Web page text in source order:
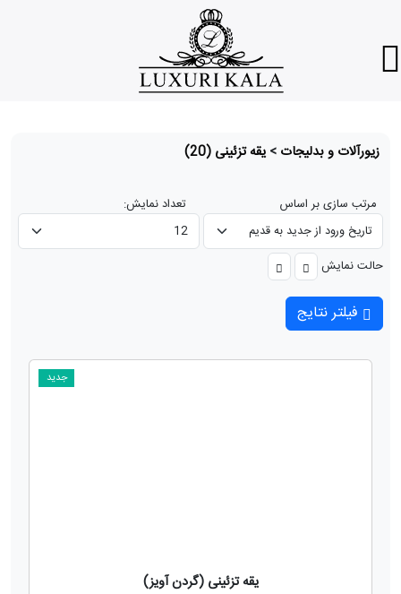
زیورآلات و بدلیجات >یقه تزئینی (20)
مرتب سازی بر اساس تعداد نمایش:
حالت نمایش
فیلتر نتایج
جدید
یقه تزئینی (گردن آویز)